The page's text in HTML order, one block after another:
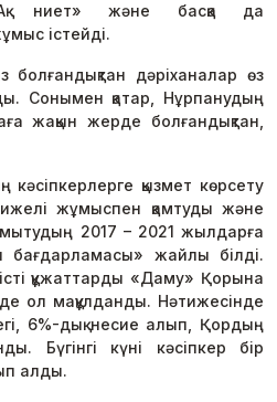
ниет» және басқа да
істейді.
болғандықтан дәріханалар өз
Сонымен қатар, Нұрпанудың
жақын жерде болғандықтан,
кәсіпкерлерге қызмет көрсету
жұмыспен қамтуды және
2017 – 2021 жылдарға
бағдарламасы» жайлы білді.
құжаттарды «Даму» Қорына
ол мақұлданды. Нәтижесінде
6%-дық несие алып, Қордың
Бүгінгі күні кәсіпкер бір
алды.